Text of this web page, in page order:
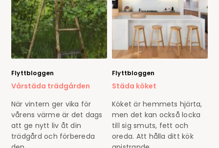
Flyttbloggen
Vårstäda trädgården
När vintern ger vika för
vårens värme är det dags
att ge nytt liv åt din
trädgård och förbereda
Flyttbloggen
Städa köket
Köket är hemmets hjärta,
men det kan också locka
till sig smuts, fett och
oreda. Att hålla ditt kök